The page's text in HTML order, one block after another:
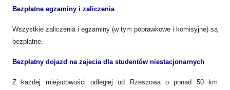
Bezpłatne egzaminy i zaliczenia
Wszystkie zaliczenia i egzaminy (w tym poprawkowe i komisyjne) są
bezpłatne.
Bezpłatny dojazd na zajecia dla studentów niestacjonarnych
Z każdej miejscowości odległej od Rzeszowa o ponad 50 km